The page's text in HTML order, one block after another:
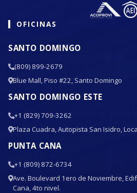
OFICINAS
SANTO DOMINGO
(809) 899-2679
Blue Mall, Piso #22, Santo Domingo
SANTO DOMINGO ESTE
+1 (829) 709-3262
Plaza Cuadra, Autopista San Isidro,
PUNTA CANA
+1 (809) 872-6734
Ave. Boulevard 1ero de Noviembre,
Cana, 4to nivel.